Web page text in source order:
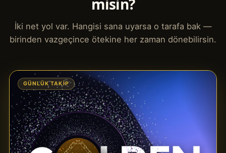
misin?
İki net yol var. Hangisi sana uyarsa o tarafa bak —
birinden vazgeçince ötekine her zaman dönebilirsin.
GÜNLÜK TAKIP